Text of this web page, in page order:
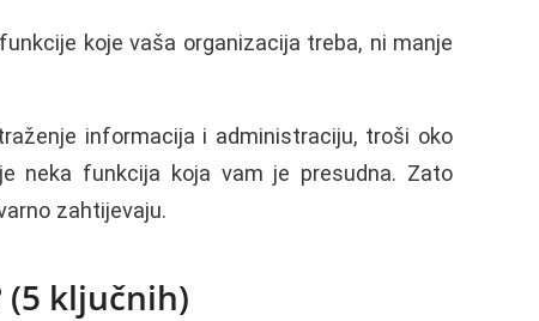
koje vaša organizacija treba, ni manje
informacija i administraciju, troši oko
neka funkcija koja vam je presudna. Zato
zahtijevaju.
ključnih)